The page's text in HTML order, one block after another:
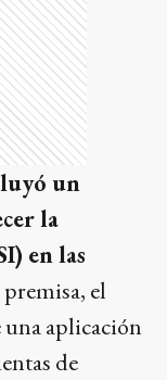
un
la
en las
premisa, el
aplicación
de